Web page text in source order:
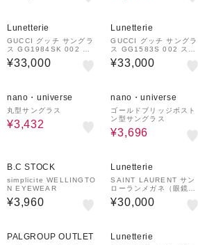
Lunetterie
GUCCI グッチ サングラ
ス GG1984SK 002 ス
クエアシェイプ
¥33,000
Lunetterie
GUCCI グッチ サングラ
ス GG1583S 002 スク
エアシェイプ
¥33,000
nano・universe
丸型サングラス
¥3,432
nano・universe
ゴールドブリッジボスト
ン型サングラス
¥3,696
B.C STOCK
simplicite WELLINGTO
N EYEWEAR
¥3,960
Lunetterie
SAINT LAURENT サン
ローランメガネ（眼鏡）
SL672 002
¥30,000
PALGROUP OUTLET Lunetterie